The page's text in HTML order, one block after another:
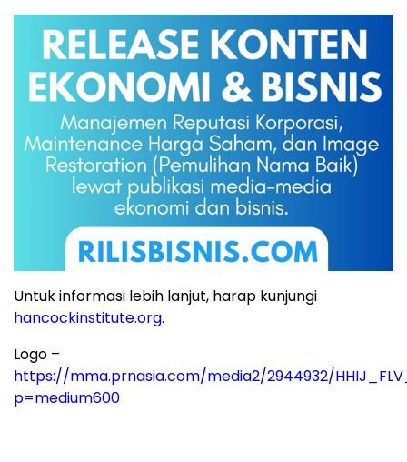
Untuk informasi lebih lanjut, harap kunjungi
hancockinstitute.org.
Logo –
https://mma.prnasia.com/media2/2944932/
p=medium600